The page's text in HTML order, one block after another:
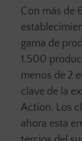
Con más de
gama de
1.500
menos de 2
clave de la
Action. Los
ahora esta